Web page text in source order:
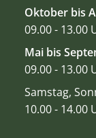
Oktober bis
09.00 - 13.00
Mai bis
09.00 - 13.00
Samstag,
10.00 - 14.00